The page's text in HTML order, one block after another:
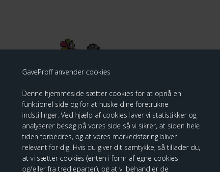
GaveProff anvender cookies
Denne hjemmeside sætter cookies for at opnå en
funktionel side og for at huske dine foretrukne
indstillinger. Ved hjælp af cookies laver vi statistikker og
analyserer besøg på vores side så vi sikrer, at siden hele
tiden forbedres, og at vores markedsføring bliver
relevant for dig. Hvis du giver dit samtykke, så tillader du,
at vi sætter cookies (enten i form af egne cookies
og/eller fra tredjeparter), og at vi behandler de
Disney by Britto - Eeyore With Butterfly Mini
369,00 DKK